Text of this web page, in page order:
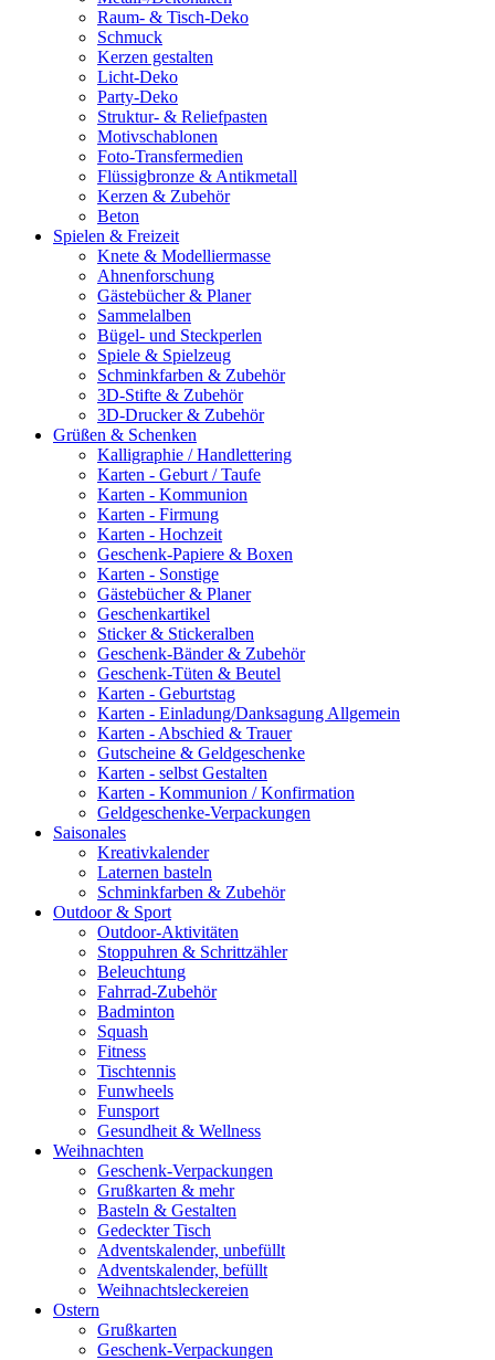
Raum- & Tisch-Deko
Schmuck
Kerzen gestalten
Licht-Deko
Party-Deko
Struktur- & Reliefpasten
Motivschablonen
Foto-Transfermedien
Flüssigbronze & Antikmetall
Kerzen & Zubehör
Beton
Spielen & Freizeit
Knete & Modelliermasse
Ahnenforschung
Gästebücher & Planer
Sammelalben
Bügel- und Steckperlen
Spiele & Spielzeug
Schminkfarben & Zubehör
3D-Stifte & Zubehör
3D-Drucker & Zubehör
Grüßen & Schenken
Kalligraphie / Handlettering
Karten - Geburt / Taufe
Karten - Kommunion
Karten - Firmung
Karten - Hochzeit
Geschenk-Papiere & Boxen
Karten - Sonstige
Gästebücher & Planer
Geschenkartikel
Sticker & Stickeralben
Geschenk-Bänder & Zubehör
Geschenk-Tüten & Beutel
Karten - Geburtstag
Karten - Einladung/Danksagung Allgemein
Karten - Abschied & Trauer
Gutscheine & Geldgeschenke
Karten - selbst Gestalten
Karten - Kommunion / Konfirmation
Geldgeschenke-Verpackungen
Saisonales
Kreativkalender
Laternen basteln
Schminkfarben & Zubehör
Outdoor & Sport
Outdoor-Aktivitäten
Stoppuhren & Schrittzähler
Beleuchtung
Fahrrad-Zubehör
Badminton
Squash
Fitness
Tischtennis
Funwheels
Funsport
Gesundheit & Wellness
Weihnachten
Geschenk-Verpackungen
Grußkarten & mehr
Basteln & Gestalten
Gedeckter Tisch
Adventskalender, unbefüllt
Adventskalender, befüllt
Weihnachtsleckereien
Ostern
Grußkarten
Geschenk-Verpackungen